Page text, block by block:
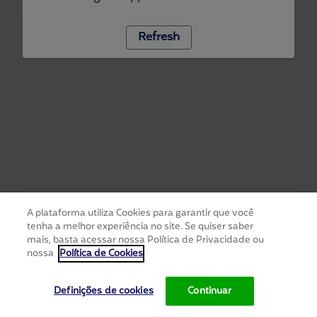
Refresh
A plataforma utiliza Cookies para garantir que você
tenha a melhor experiência no site. Se quiser saber
mais, basta acessar nossa Política de Privacidade ou
nossa Política de Cookies
Definições de cookies Continuar